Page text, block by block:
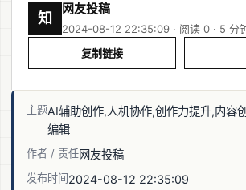
知
网友投稿
2024-08-12 22:35:09 · 阅读 0 · 5 分
复制链接
主题AI辅助创作,人机协作,创作力提升,内容
编辑
作者 / 责任网友投稿
发布时间2024-08-12 22:35:09